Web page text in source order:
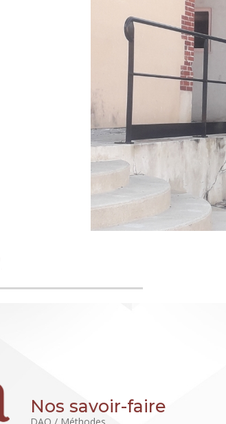
Nos savoir-faire
DAO / Méthodes